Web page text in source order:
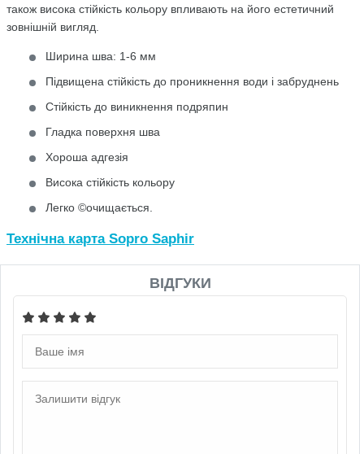
також висока стійкість кольору впливають на його естетичний
зовнішній вигляд.
Ширина шва: 1-6 мм
Підвищена стійкість до проникнення води і забруднень
Стійкість до виникнення подряпин
Гладка поверхня шва
Хороша адгезія
Висока стійкість кольору
Легко ©очищається.
Технічна карта Sopro Saphir
ВІДГУКИ